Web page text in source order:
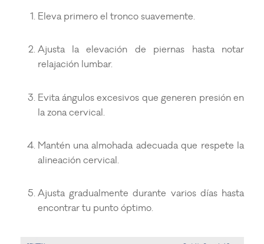
Eleva primero el tronco suavemente.
Ajusta la elevación de piernas hasta notar
relajación lumbar.
Evita ángulos excesivos que generen presión en
la zona cervical.
Mantén una almohada adecuada que respete la
alineación cervical.
Ajusta gradualmente durante varios días hasta
encontrar tu punto óptimo.